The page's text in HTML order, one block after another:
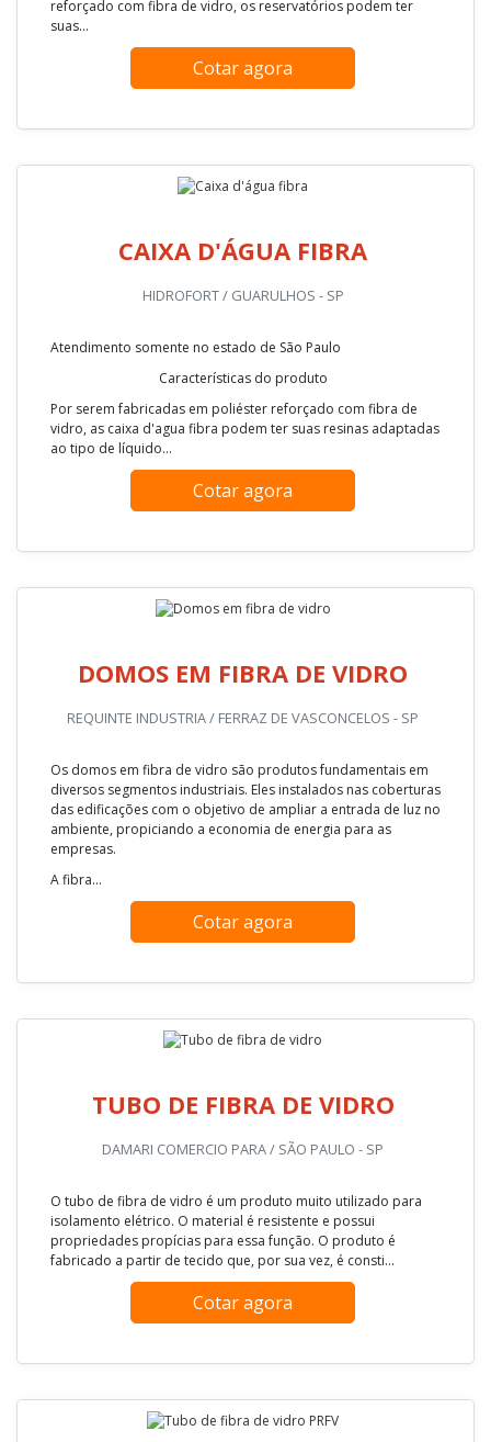
reforçado com fibra de vidro, os reservatórios podem ter
suas...
Cotar agora
CAIXA D'ÁGUA FIBRA
HIDROFORT / GUARULHOS - SP
Atendimento somente no estado de São Paulo
Características do produto
Por serem fabricadas em poliéster reforçado com fibra de
vidro, as caixa d'agua fibra podem ter suas resinas adaptadas
ao tipo de líquido...
Cotar agora
DOMOS EM FIBRA DE VIDRO
REQUINTE INDUSTRIA / FERRAZ DE VASCONCELOS - SP
Os domos em fibra de vidro são produtos fundamentais em
diversos segmentos industriais. Eles instalados nas coberturas
das edificações com o objetivo de ampliar a entrada de luz no
ambiente, propiciando a economia de energia para as
empresas.
A fibra...
Cotar agora
TUBO DE FIBRA DE VIDRO
DAMARI COMERCIO PARA / SÃO PAULO - SP
O tubo de fibra de vidro é um produto muito utilizado para
isolamento elétrico. O material é resistente e possui
propriedades propícias para essa função. O produto é
fabricado a partir de tecido que, por sua vez, é consti...
Cotar agora